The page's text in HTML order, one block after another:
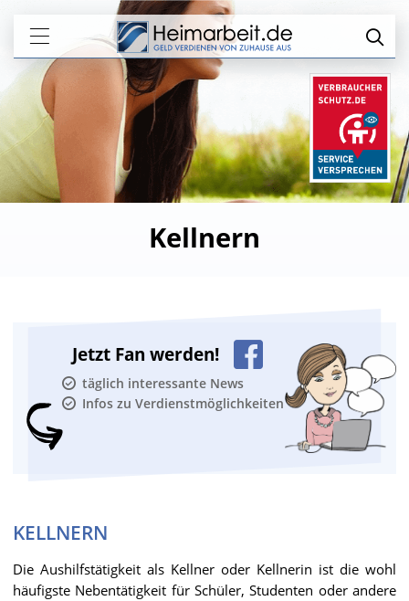
Kellnern
Jetzt Fan werden!
täglich interessante News
Infos zu Verdienstmöglichkeiten
KELLNERN
Die Aushilfstätigkeit als Kellner oder Kellnerin ist die wohl
häufigste Nebentätigkeit für Schüler, Studenten oder andere